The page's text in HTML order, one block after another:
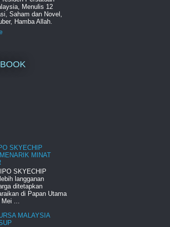
Menulis 12
Saham dan Novel,
Hamba Allah.
SKYECHIP
MINAT
SKYECHIP
langganan
ditetapkan
di Papan Utama
...
MALAYSIA